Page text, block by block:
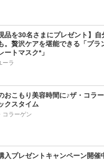
現品を30名さまにプレゼント】
。贅沢ケアを堪能できる「プラ
ートマスク*」
ーラ
おこもり美容時間に♪ザ・コラ
クスタイム
コラーゲン
入プレゼントキャンペーン開催